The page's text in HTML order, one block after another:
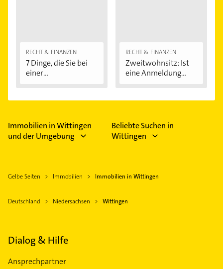
RECHT & FINANZEN
7 Dinge, die Sie bei
einer
RECHT & FINANZEN
Zweitwohnsitz: Ist
eine Anmeldung...
Immobilien in Wittingen
und der Umgebung
Beliebte Suchen in
Wittingen
Gelbe Seiten Immobilien Immobilien in Wittingen
Deutschland Niedersachsen Wittingen
Dialog & Hilfe
Ansprechpartner